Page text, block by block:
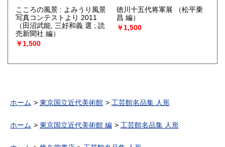
こころの風景 : よみうり風景
写真コンテストより 2011
（田沼武能, 三好和義 選 ; 読
売新聞社 編）
￥1,500
徳川十五代将軍展
（松平乗
昌 編）
￥1,500
ホーム 東京国立近代美術館 工芸館名品集 人形
ホーム 東京国立近代美術館 編 工芸館名品集 人形